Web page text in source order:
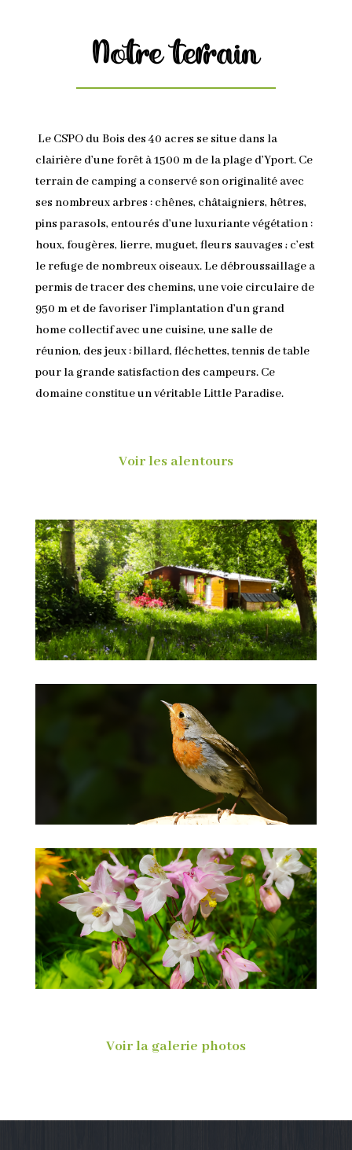
Notre terrain
Le CSPO du Bois des 40 acres se situe dans la
clairière d’une forêt à 1500 m de la plage d’Yport. Ce
terrain de camping a conservé son originalité avec
ses nombreux arbres : chênes, châtaigniers, hêtres,
pins parasols, entourés d’une luxuriante végétation :
houx, fougères, lierre, muguet, fleurs sauvages ; c’est
le refuge de nombreux oiseaux. Le débroussaillage a
permis de tracer des chemins, une voie circulaire de
950 m et de favoriser l’implantation d’un grand
home collectif avec une cuisine, une salle de
réunion, des jeux : billard, fléchettes, tennis de table
pour la grande satisfaction des campeurs. Ce
domaine constitue un véritable Little Paradise.
Voir les alentours
Voir la galerie photos